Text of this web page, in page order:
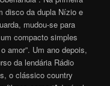
disco da dupla Nízio e
mudou-se para
compacto simples
amor”. Um ano depois,
da lendária Rádio
o clássico country